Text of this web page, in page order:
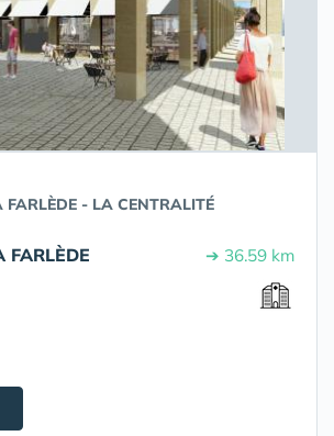
FARLÈDE - LA CENTRALITÉ
➔ 36.59 km